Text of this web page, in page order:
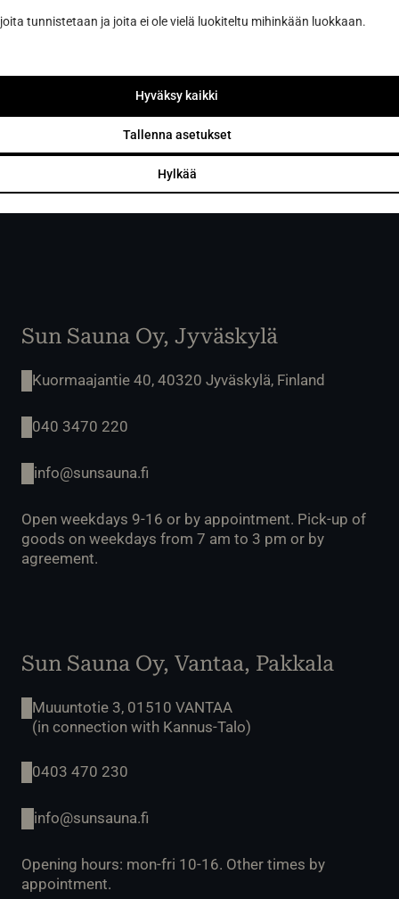
tunnistetaan ja joita ei ole vielä luokiteltu mihinkään luokkaan.
Hylkää
Tallenna asetukset
Hyväksy kaikki
Have you already designed the sauna
Design your sauna
Sun Sauna Oy, Jyväskylä
Kuormaajantie 40, 40320 Jyväskylä, Finland
040 3470 220
info@sunsauna.fi
Open weekdays 9-16 or by appointment. Pick-up of
goods on weekdays from 7 am to 3 pm or by
agreement.
Sun Sauna Oy, Vantaa, Pakkala
Muuuntotie 3, 01510 VANTAA
(in connection with Kannus-Talo)
0403 470 230
info@sunsauna.fi
Opening hours: mon-fri 10-16. Other times by
appointment.